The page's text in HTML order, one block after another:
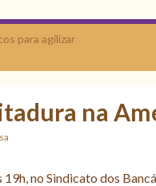
para agilizar
na
no Sindicato dos